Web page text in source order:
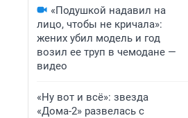
«Подушкой надавил на
лицо, чтобы не кричала»:
жених убил модель и год
возил ее труп в чемодане —
видео
«Ну вот и всё»: звезда
«Дома-2» развелась с